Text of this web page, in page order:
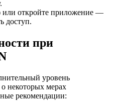
или откройте приложение —
доступ.
при
уровень
некоторых мерах
рекомендации: